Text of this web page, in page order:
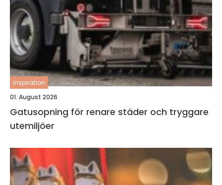
inspiration
01. August 2026
Gatusopning för renare städer och tryggare
utemiljöer